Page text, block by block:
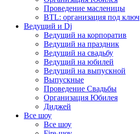
Проведение масленицы
BTL: организация под ключ
Ведущий и Dj
Ведущий на корпоратив
Ведущий на праздник
Ведущий на свадьбу
Ведущий на юбилей
Ведущий на выпускной
Выпускные
Проведение Свадьбы
Организация Юбилея
Диджей
Все шоу
Все шоу